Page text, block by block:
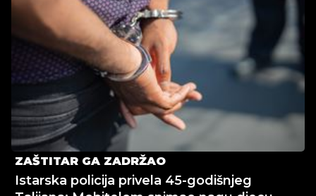
ZAŠTITAR GA ZADRŽAO
Istarska policija privela 45-godišnjeg